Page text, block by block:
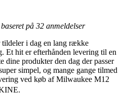
på 32 anmeldelser
i dag en lang række
Et hit er efterhånden levering til en
dine produkter den dag der passer
simpel, og mange gange tilmed
ved køb af Milwaukee M12